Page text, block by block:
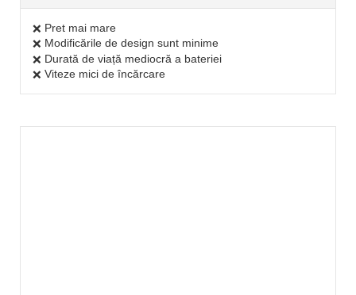
❌ Pret mai mare
❌ Modificările de design sunt minime
❌ Durată de viață mediocră a bateriei
❌ Viteze mici de încărcare